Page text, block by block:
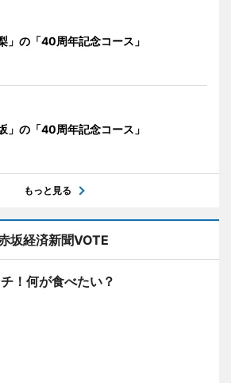
」の「40周年記念コース」
」の「40周年記念コース」
もっと見る
坂経済新聞VOTE
！何が食べたい？